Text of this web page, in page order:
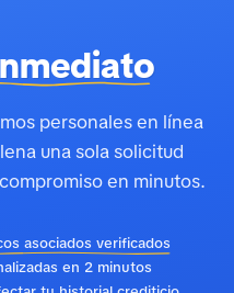
personales en línea
una sola solicitud
en minutos.
asociados verificados
en 2 minutos